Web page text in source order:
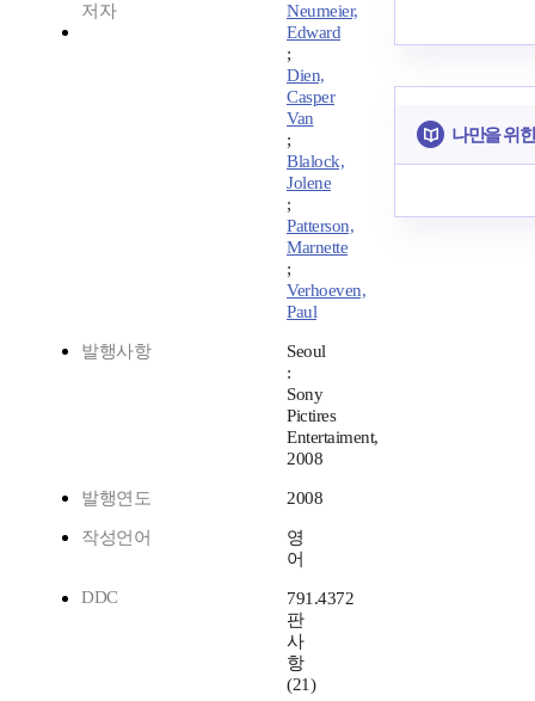
저자
Neumeier,
Edward
;
Dien,
Casper
Van
;
Blalock,
Jolene
;
Patterson,
Marnette
;
Verhoeven,
Paul
발행사항
Seoul
:
Sony
Pictires
Entertaiment,
2008
발행연도 2008
작성언어
영
어
DDC
791.4372
판
사
항
(21)
나만을 위